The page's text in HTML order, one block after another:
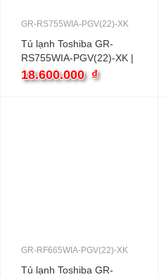
GR-RS755WIA-PGV(22)-XK
Tủ lạnh Toshiba GR-
RS755WIA-PGV(22)-XK |
568L inverter
18.600.000 ₫
GR-RF665WIA-PGV(22)-XK
Tủ lạnh Toshiba GR-